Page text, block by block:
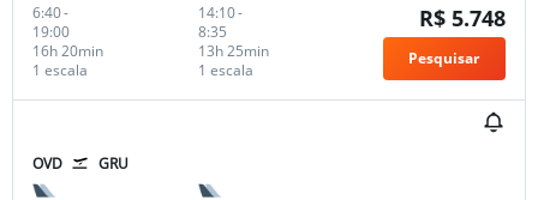
6:40-
19:00
1 escala
16h 20min
14:10-
8:35
1 escala
13h 25min
R$ 5.748
Pesquisar
OVD GRU